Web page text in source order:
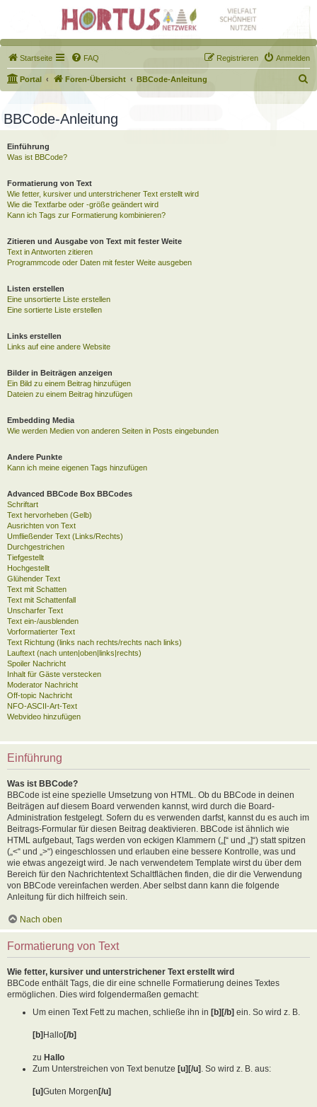
Startseite FAQ Anmelden
Registrieren
Portal Foren-Übersicht BBCode-Anleitung
u
h
BBCode-Anleitung
Einführung
Was ist BBCode?
Formatierung von Text
Wie fetter, kursiver und unterstrichener Text erstellt wird
Wie die Textfarbe oder -größe geändert wird
Kann ich Tags zur Formatierung kombinieren?
Zitieren und Ausgabe von Text mit fester Weite
Text in Antworten zitieren
Programmcode oder Daten mit fester Weite ausgeben
Listen erstellen
Eine unsortierte Liste erstellen
Eine sortierte Liste erstellen
Links erstellen
Links auf eine andere Website
Bilder in Beiträgen anzeigen
Ein Bild zu einem Beitrag hinzufügen
Dateien zu einem Beitrag hinzufügen
Embedding Media
Wie werden Medien von anderen Seiten in Posts eingebunden
Andere Punkte
Kann ich meine eigenen Tags hinzufügen
Advanced BBCode Box BBCodes
Schriftart
Text hervorheben (Gelb)
Ausrichten von Text
Umfließender Text (Links/Rechts)
Durchgestrichen
Tiefgestellt
Hochgestellt
Glühender Text
Text mit Schatten
Text mit Schattenfall
Unscharfer Text
Text ein-/ausblenden
Vorformatierter Text
Text Richtung (links nach rechts/rechts nach links)
Lauftext (nach unten|oben|links|rechts)
Spoiler Nachricht
Inhalt für Gäste verstecken
Moderator Nachricht
Off-topic Nachricht
NFO-ASCII-Art-Text
Webvideo hinzufügen
Einführung
Was ist BBCode?
BBCode ist eine spezielle Umsetzung von HTML. Ob du BBCode in deinen
Beiträgen auf diesem Board verwenden kannst, wird durch die Board-
Administration festgelegt. Sofern du es verwenden darfst, kannst du es auch im
Beitrags-Formular für diesen Beitrag deaktivieren. BBCode ist ähnlich wie
HTML aufgebaut, Tags werden von eckigen Klammern („[“ und „]“) statt spitzen
(„<“ und „>“) eingeschlossen und erlauben eine bessere Kontrolle, was und
wie etwas angezeigt wird. Je nach verwendetem Template wirst du über dem
Bereich für den Nachrichtentext Schaltflächen finden, die dir die Verwendung
von BBCode vereinfachen werden. Aber selbst dann kann die folgende
Anleitung für dich hilfreich sein.
Nach oben
Formatierung von Text
Wie fetter, kursiver und unterstrichener Text erstellt wird
BBCode enthält Tags, die dir eine schnelle Formatierung deines Textes
ermöglichen. Dies wird folgendermaßen gemacht:
Um einen Text Fett zu machen, schließe ihn in [b][/b] ein. So wird z. B.
[b] Hallo[/b]
zu Hallo
Zum Unterstreichen von Text benutze [u][/u] . So wird z. B. aus:
[u]Guten Morgen [/u]